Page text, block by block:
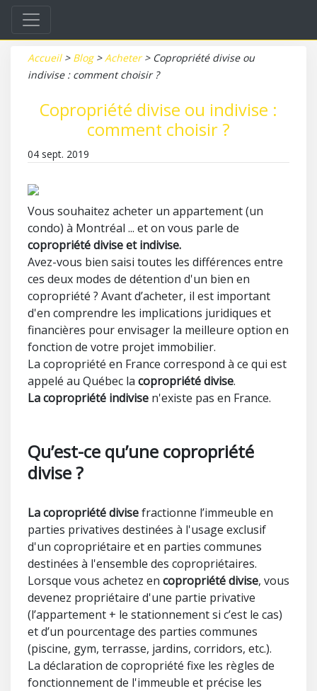
Accueil > Blog >Acheter > Copropriété divise ou
indivise : comment choisir ?
Copropriété divise ou indivise :
comment choisir ?
04 sept. 2019
Vous souhaitez acheter un appartement (un
condo) à Montréal ... et on vous parle de
copropriété divise et indivise.
Avez-vous bien saisi toutes les différences entre
ces deux modes de détention d'un bien en
copropriété ? Avant d’acheter, il est important
d'en comprendre les implications juridiques et
financières pour envisager la meilleure option en
fonction de votre projet immobilier.
La copropriété en France correspond à ce qui est
appelé au Québec la copropriété divise.
La copropriété indivise n'existe pas en France.
Qu’est-ce qu’une copropriété
divise ?
La copropriété divisefractionne l’immeuble en
parties privatives destinées à l'usage exclusif
d'un copropriétaire et en parties communes
destinées à l'ensemble des copropriétaires.
Lorsque vous achetez en copropriété divise, vous
devenez propriétaire d'une partie privative
(l’appartement + le stationnement si c’est le cas)
et d’un pourcentage des parties communes
(piscine, gym, terrasse, jardins, corridors, etc.).
La déclaration de copropriété fixe les règles de
fonctionnement de l'immeuble et précise les